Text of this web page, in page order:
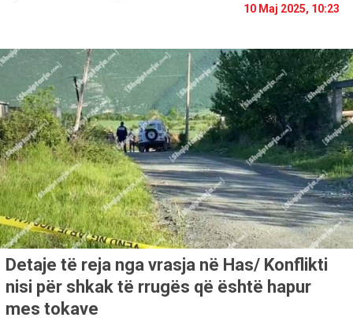
10 Maj 2025, 10:23
Detaje të reja nga vrasja në Has/ Konflikti
nisi për shkak të rrugës që është hapur
mes tokave